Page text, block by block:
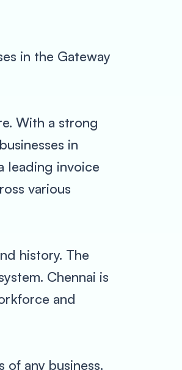
in the Gateway
With a strong
in
leading invoice
various
history. The
Chennai is
and
any business.